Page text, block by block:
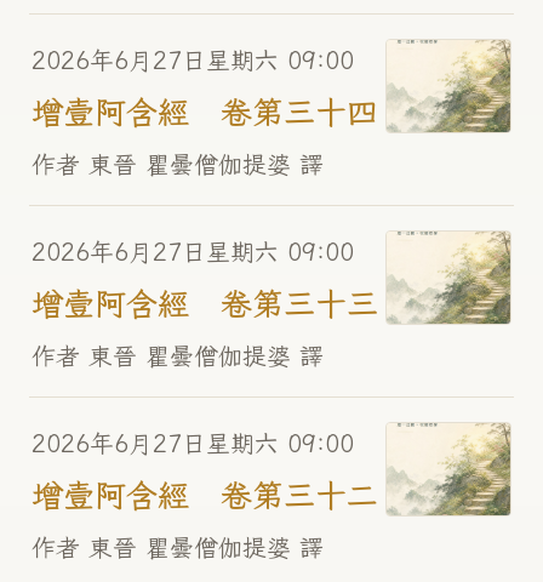
2026年6月27日星期六 09:00
增壹阿含經 卷第三十四
作者 東晉 瞿曇僧伽提婆 譯
2026年6月27日星期六 09:00
增壹阿含經 卷第三十三
作者 東晉 瞿曇僧伽提婆 譯
2026年6月27日星期六 09:00
增壹阿含經 卷第三十二
作者 東晉 瞿曇僧伽提婆 譯